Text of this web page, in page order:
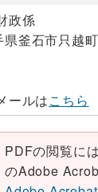
政係
釜石市只越
ールはこちら
PDFの閲覧に
のAdobe